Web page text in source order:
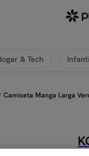
& Tech
Camiseta Manga Larga